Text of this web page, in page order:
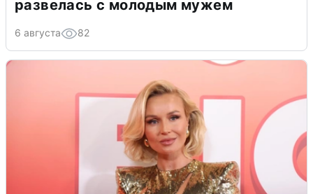
развелась с молодым мужем
6 августа 82